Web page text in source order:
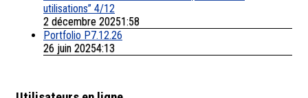
utilisations” 4/12
2 décembre 20251:58
Portfolio P7.12.26
26 juin 20254:13